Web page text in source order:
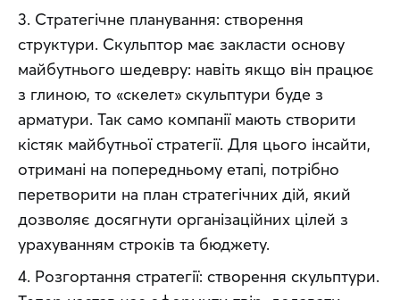
3. Стратегічне планування: створення
структури. Скульптор має закласти основу
майбутнього шедевру: навіть якщо він працює
з глиною, то «скелет» скульптури буде з
арматури. Так само компанії мають створити
кістяк майбутньої стратегії. Для цього інсайти,
отримані на попередньому етапі, потрібно
перетворити на план стратегічних дій, який
дозволяє досягнути організаційних цілей з
урахуванням строків та бюджету.
4. Розгортання стратегії: створення скульптури.